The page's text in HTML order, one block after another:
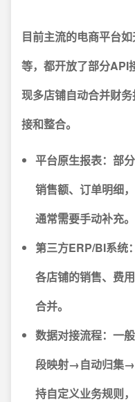
目前主流的电商平台
等，都开放了部分API
现多店铺自动合并财
接和整合。
平台原生报表： 部
销售额、订单明细
通常需要手动补充。
第三方ERP/BI系统：
各店铺的销售、费
合并。
数据对接流程： 一
段映射→自动归集→
持自定义业务规则